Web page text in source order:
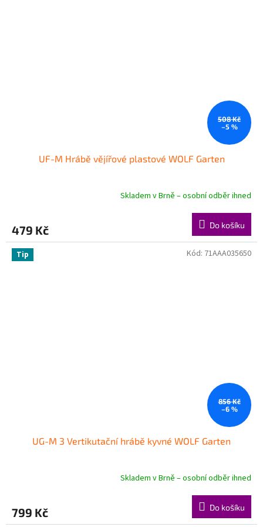
508 Kč
–5 %
UF-M Hrábě vějířové plastové WOLF Garten
Skladem v Brně – osobní odběr ihned
479 Kč Do košíku
Tip
856 Kč
–6 %
UG-M 3 Vertikutační hrábě kyvné WOLF Garten
Skladem v Brně – osobní odběr ihned
799 Kč Do košíku
Kód: 71AAA035650